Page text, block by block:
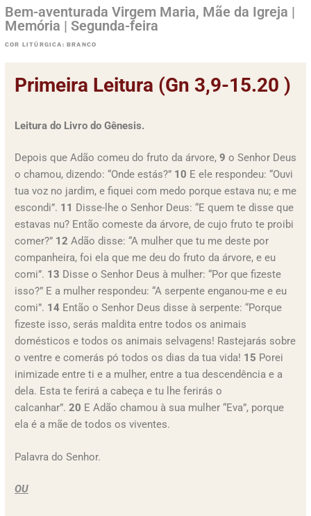
Bem-aventurada Virgem Maria, Mãe da Igreja |
Memória | Segunda-feira
COR LITÚRGICA: BRANCO
Primeira Leitura (Gn 3,9-15.20 )
Leitura do Livro do Gênesis.
Depois que Adão comeu do fruto da árvore, 9 o Senhor Deus
o chamou, dizendo: “Onde estás?” 10 E ele respondeu: “Ouvi
tua voz no jardim, e fiquei com medo porque estava nu; e me
escondi”. 11 Disse-lhe o Senhor Deus: “E quem te disse que
estavas nu? Então comeste da árvore, de cujo fruto te proibi
comer?” 12 Adão disse: “A mulher que tu me deste por
companheira, foi ela que me deu do fruto da árvore, e eu
comi”. 13 Disse o Senhor Deus à mulher: “Por que fizeste
isso?” E a mulher respondeu: “A serpente enganou-me e eu
comi”. 14 Então o Senhor Deus disse à serpente: “Porque
fizeste isso, serás maldita entre todos os animais
domésticos e todos os animais selvagens! Rastejarás sobre
o ventre e comerás pó todos os dias da tua vida! 15 Porei
inimizade entre ti e a mulher, entre a tua descendência e a
dela. Esta te ferirá a cabeça e tu lhe ferirás o
calcanhar”. 20 E Adão chamou à sua mulher “Eva”, porque
ela é a mãe de todos os viventes.
Palavra do Senhor.
OU